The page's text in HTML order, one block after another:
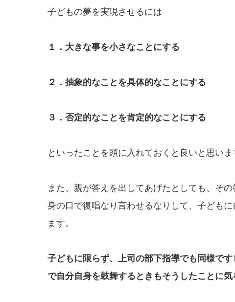
子どもの夢を実現させるには
１．大きな事を小さなことにする
２．抽象的なことを具体的なことにする
３．否定的なことを肯定的なことにする
といったことを頭に入れておくと良いと思いま
また、親が答えを出してあげたとしても、そ
身の口で復唱なり言わせるなりして、子ども
ます。
子どもに限らず、上司の部下指導でも 同様で
で自分自身を鼓舞するときもそうしたこと に気